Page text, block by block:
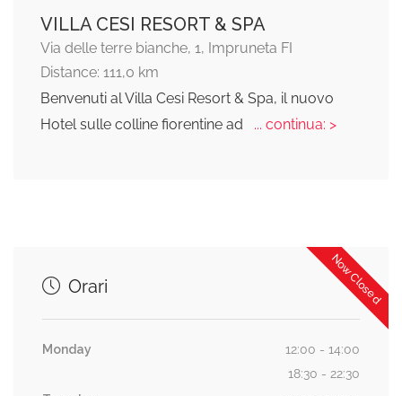
VILLA CESI RESORT & SPA
Via delle terre bianche, 1, Impruneta FI
Distance: 111,0 km
Benvenuti al Villa Cesi Resort & Spa, il nuovo
Hotel sulle colline fiorentine ad
... continua: >
Now Closed
Orari
Monday
12:00 - 14:00
18:30 - 22:30